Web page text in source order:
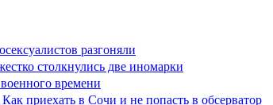
разгоняли
столкнулись две иномарки
времени
приехать в Сочи и не попасть в обсерватор